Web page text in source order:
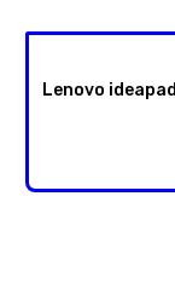
Lenovo